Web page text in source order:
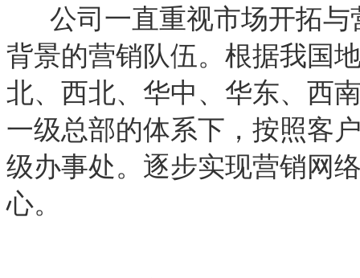
公司一直重视市场开拓
背景的营销队伍。根据我国
北、西北、华中、华东、西
一级总部的体系下，按照客
级办事处。逐步实现营销网
心。